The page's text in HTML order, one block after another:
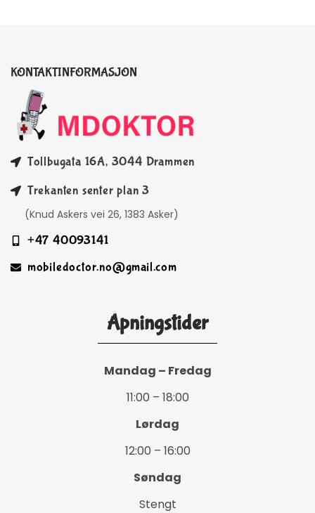
KONTAKTINFORMASJON
Tollbugata 16A, 3044 Drammen
Trekanten senter plan 3
(Knud Askers vei 26, 1383 Asker)
+47 40093141
mobiledoctor.no@gmail.com
Åpningstider
Mandag – Fredag
11:00 – 18:00
Lørdag
12:00 – 16:00
Søndag
Stengt